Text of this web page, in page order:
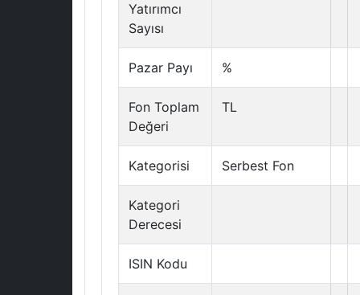
Yatırımcı
Sayısı
Pazar Payı %
Fon Toplam
Değeri
TL
Kategorisi Serbest Fon
Kategori
Derecesi
ISIN Kodu